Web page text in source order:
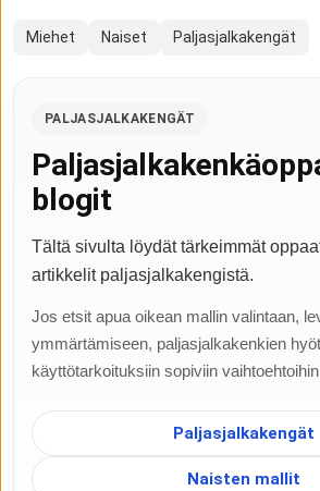
Miehet Naiset Paljasjalkakengät
PALJASJALKAKENGÄT
blogit
Tältä sivulta löydät tärkeimmät
artikkelit paljasjalkakengistä.
Jos etsit apua oikean mallin valintaan,
ymmärtämiseen, paljasjalkakenkien
käyttötarkoituksiin sopiviin
Paljasjalkakengät
Naisten mallit